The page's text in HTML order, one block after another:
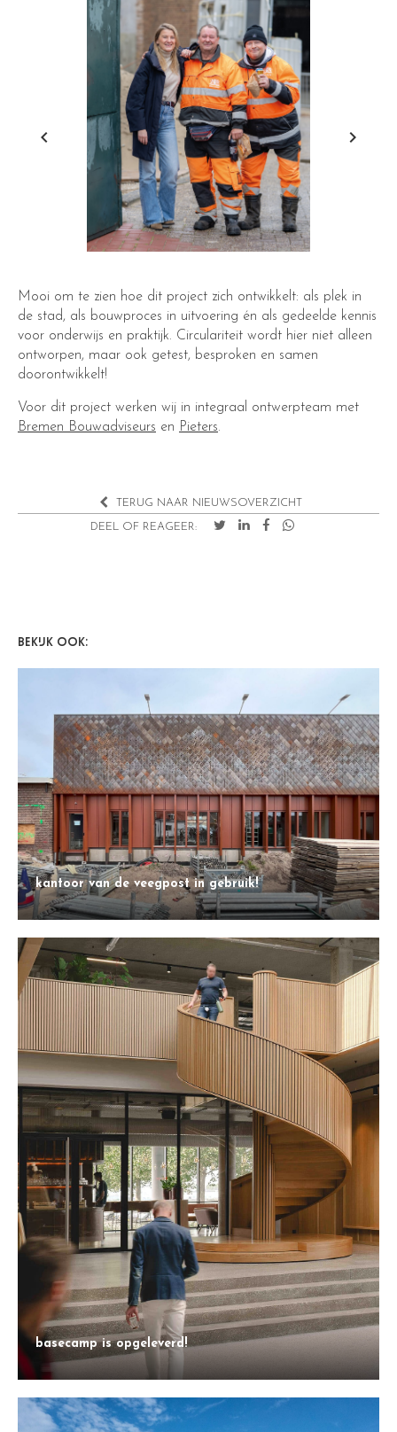
keyboard_arrow_left keyboard_arrow_right
Mooi om te zien hoe dit project zich ontwikkelt: als plek in
de stad, als bouwproces in uitvoering én als gedeelde kennis
voor onderwijs en praktijk. Circulariteit wordt hier niet alleen
ontworpen, maar ook getest, besproken en samen
doorontwikkelt!
Voor dit project werken wij in integraal ontwerpteam met
Bremen Bouwadviseurs en Pieters.
TERUG NAAR NIEUWSOVERZICHT
DEEL OF REAGEER:
BEKIJK OOK:
kantoor van de veegpost in gebruik!
basecamp is opgeleverd!